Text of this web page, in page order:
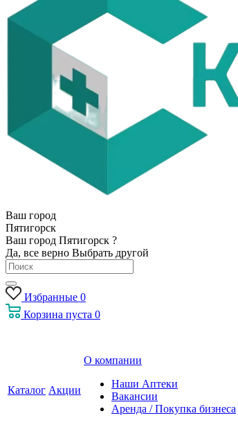
Ваш город
Пятигорск
Ваш город Пятигорск ?
Да, все верно Выбрать другой
Избранные 0
Корзина пуста 0
Каталог Акции
О компании
Наши Аптеки
Вакансии
Аренда / Покупка бизнеса